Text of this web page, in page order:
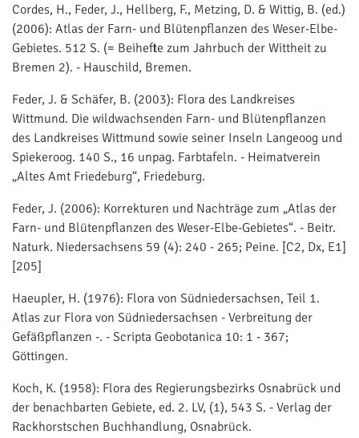
Cordes, H., Feder, J., Hellberg, F., Metzing, D. & Wittig, B. (ed.)
(2006): Atlas der Farn- und Blütenpflanzen des Weser-Elbe-
Gebietes. 512 S. (= Beihefte zum Jahrbuch der Wittheit zu
Bremen 2). - Hauschild, Bremen.
Feder, J. & Schäfer, B. (2003): Flora des Landkreises
Wittmund. Die wildwachsenden Farn- und Blütenpflanzen
des Landkreises Wittmund sowie seiner Inseln Langeoog und
Spiekeroog. 140 S., 16 unpag. Farbtafeln. - Heimatverein
„Altes Amt Friedeburg“, Friedeburg.
Feder, J. (2006): Korrekturen und Nachträge zum „Atlas der
Farn- und Blütenpflanzen des Weser-Elbe-Gebietes“. - Beitr.
Naturk. Niedersachsens 59 (4): 240 - 265; Peine. [C2, Dx, E1]
[205]
Haeupler, H. (1976): Flora von Südniedersachsen, Teil 1.
Atlas zur Flora von Südniedersachsen - Verbreitung der
Gefäßpflanzen -. - Scripta Geobotanica 10: 1 - 367;
Göttingen.
Koch, K. (1958): Flora des Regierungsbezirks Osnabrück und
der benachbarten Gebiete, ed. 2. LV, (1), 543 S. - Verlag der
Rackhorstschen Buchhandlung, Osnabrück.